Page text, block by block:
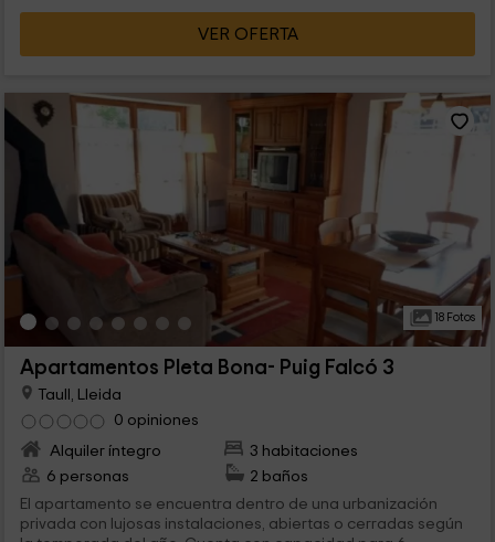
VER OFERTA
18 Fotos
Apartamentos Pleta Bona- Puig Falcó 3
Taull, Lleida
0 opiniones
Alquiler íntegro
3 habitaciones
6 personas
2 baños
El apartamento se encuentra dentro de una urbanización
privada con lujosas instalaciones, abiertas o cerradas según